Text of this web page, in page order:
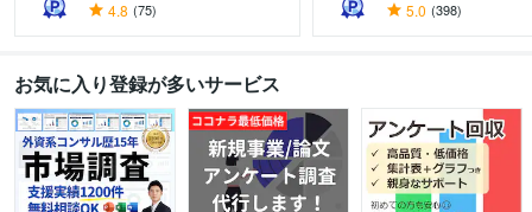
4.8 (75) 5.0 (398)
お気に入り登録が多いサービス